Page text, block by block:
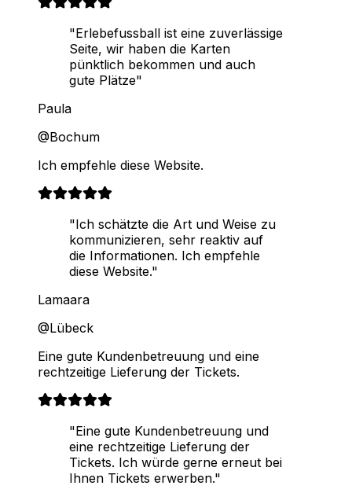
"Erlebefussball ist eine zuverlässige
Seite, wir haben die Karten
pünktlich bekommen und auch
gute Plätze"
Paula
@Bochum
Ich empfehle diese Website.
"Ich schätzte die Art und Weise zu
kommunizieren, sehr reaktiv auf
die Informationen. Ich empfehle
diese Website."
Lamaara
@Lübeck
Eine gute Kundenbetreuung und eine
rechtzeitige Lieferung der Tickets.
"Eine gute Kundenbetreuung und
eine rechtzeitige Lieferung der
Tickets. Ich würde gerne erneut bei
Ihnen Tickets erwerben."